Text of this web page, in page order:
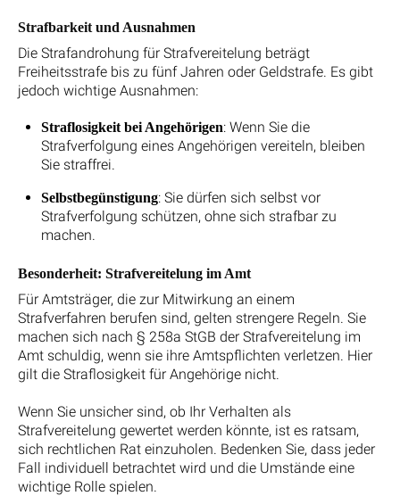
Strafbarkeit und Ausnahmen
Die Strafandrohung für Strafvereitelung beträgt
Freiheitsstrafe bis zu fünf Jahren oder Geldstrafe. Es gibt
jedoch wichtige Ausnahmen:
Straflosigkeit bei Angehörigen: Wenn Sie die
Strafverfolgung eines Angehörigen vereiteln, bleiben
Sie straffrei.
Selbstbegünstigung: Sie dürfen sich selbst vor
Strafverfolgung schützen, ohne sich strafbar zu
machen.
Besonderheit: Strafvereitelung im Amt
Für Amtsträger, die zur Mitwirkung an einem
Strafverfahren berufen sind, gelten strengere Regeln. Sie
machen sich nach § 258a StGB der Strafvereitelung im
Amt schuldig, wenn sie ihre Amtspflichten verletzen. Hier
gilt die Straflosigkeit für Angehörige nicht.
Wenn Sie unsicher sind, ob Ihr Verhalten als
Strafvereitelung gewertet werden könnte, ist es ratsam,
sich rechtlichen Rat einzuholen. Bedenken Sie, dass jeder
Fall individuell betrachtet wird und die Umstände eine
wichtige Rolle spielen.